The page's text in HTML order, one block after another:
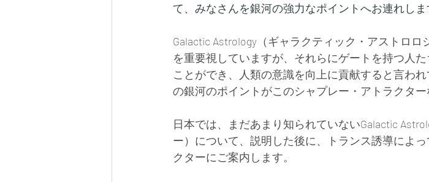
て、みなさんを銀河の強力なポイントへお連れしま
Galactic Astrology（ギャラクティック・アストロ
を重要視していますが、それらにゲートを持つ人
ことができ、人類の意識を向上に貢献すると言わ
の銀河のポイントがこのシャプレー・アトラクター
日本では、まだあまり知られていないGalactic
ー）について、説明した後に、トランス誘導によ
クターにご案内します。